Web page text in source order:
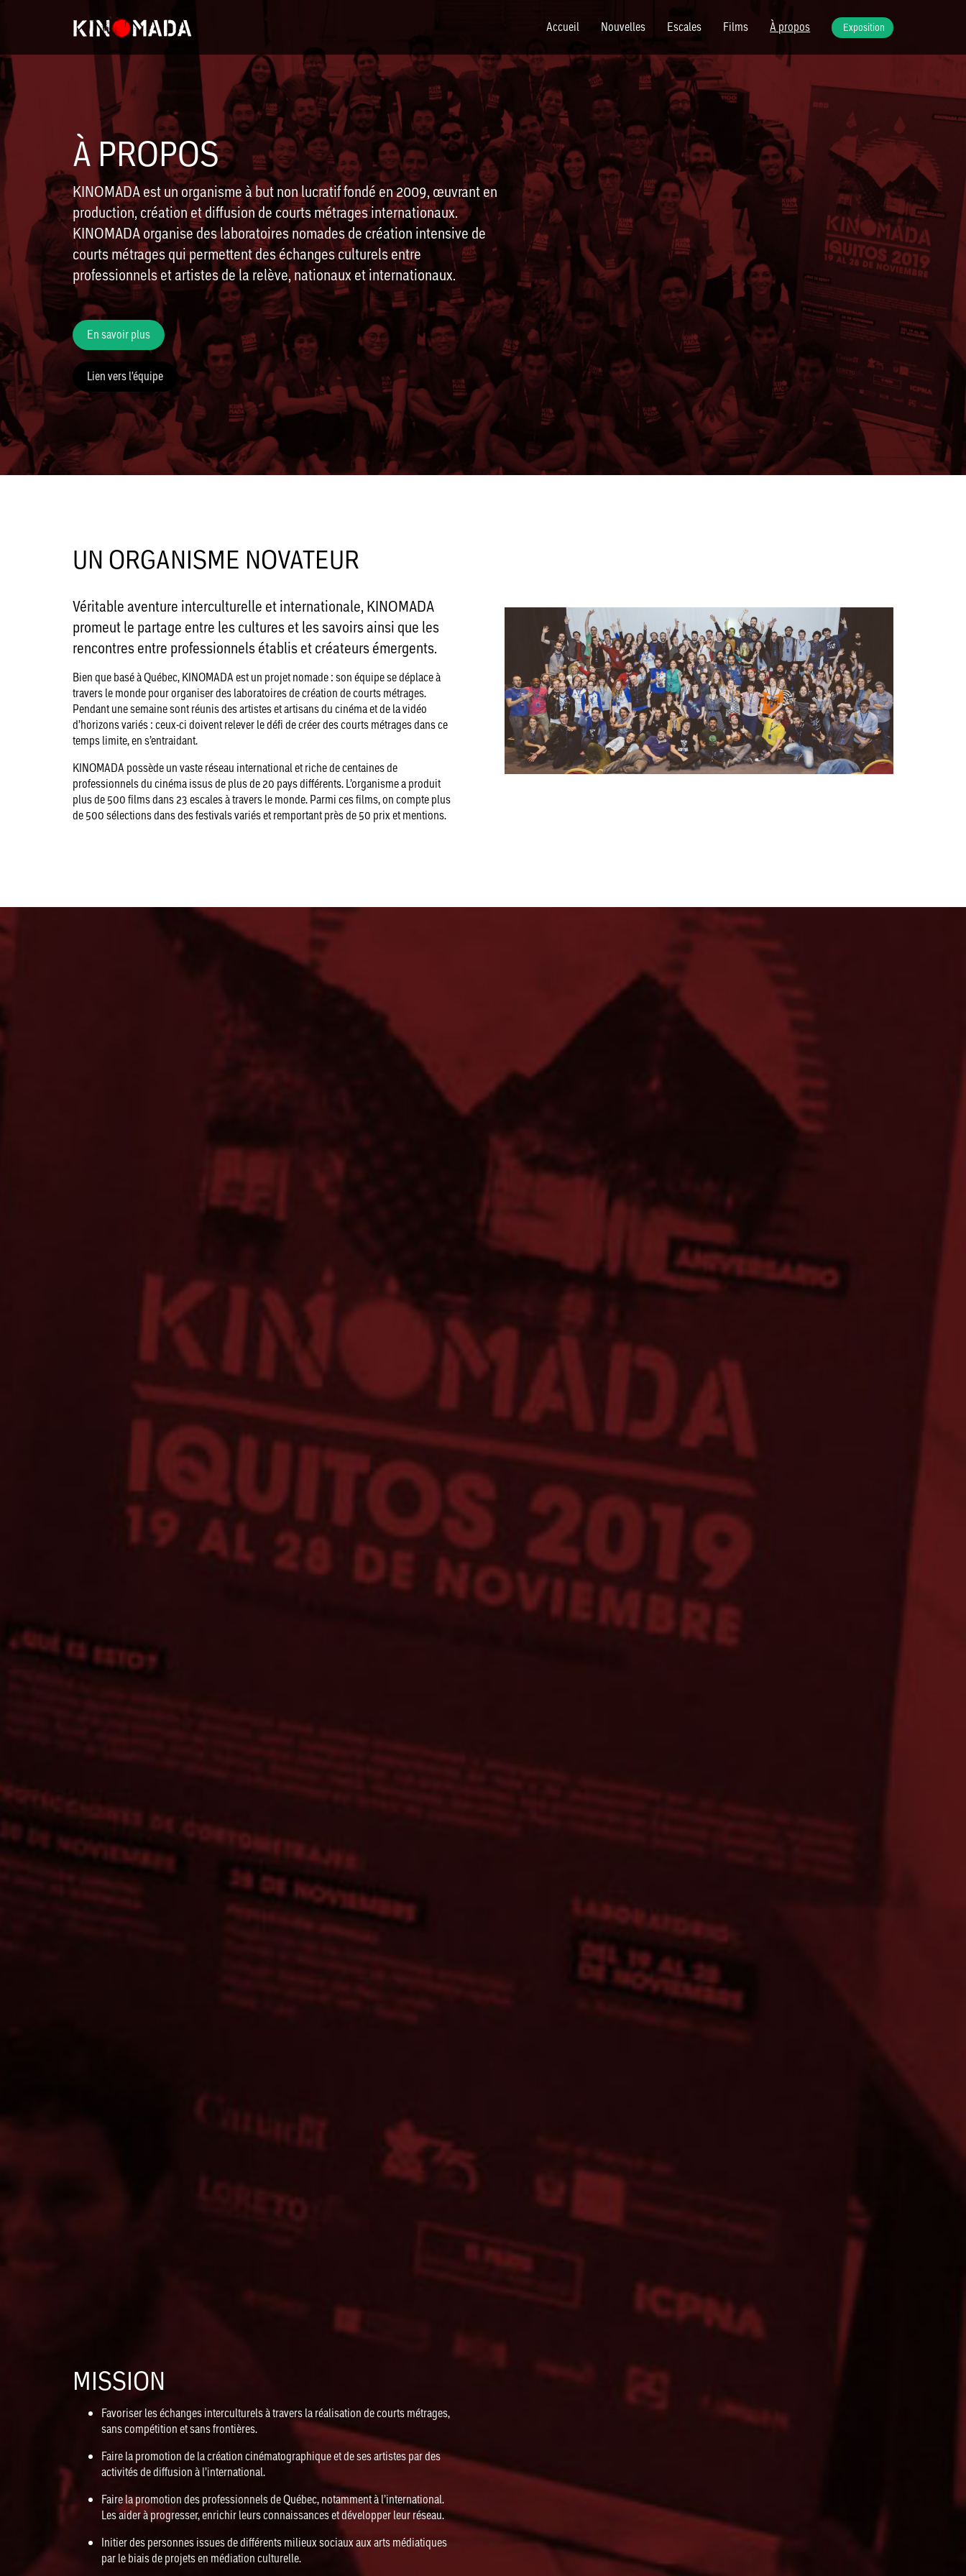
Accueil Nouvelles Escales Films À propos Exposition
À PROPOS
KINOMADA est un organisme à but non lucratif fondé en 2009, œuvrant en
production, création et diffusion de courts métrages internationaux.
KINOMADA organise des laboratoires nomades de création intensive de
courts métrages qui permettent des échanges culturels entre
professionnels et artistes de la relève, nationaux et internationaux.
En savoir plus
Lien vers l'équipe
UN ORGANISME NOVATEUR
Véritable aventure interculturelle et internationale, KINOMADA
promeut le partage entre les cultures et les savoirs ainsi que les
rencontres entre professionnels établis et créateurs émergents.
Bien que basé à Québec, KINOMADA est un projet nomade : son équipe se déplace à
travers le monde pour organiser des laboratoires de création de courts métrages.
Pendant une semaine sont réunis des artistes et artisans du cinéma et de la vidéo
d’horizons variés : ceux-ci doivent relever le défi de créer des courts métrages dans ce
temps limite, en s’entraidant.
KINOMADA possède un vaste réseau international et riche de centaines de
professionnels du cinéma issus de plus de 20 pays différents. L’organisme a produit
plus de 500 films dans 23 escales à travers le monde. Parmi ces films, on compte plus
de 500 sélections dans des festivals variés et remportant près de 50 prix et mentions.
MISSION
Favoriser les échanges interculturels à travers la réalisation de courts métrages,
sans compétition et sans frontières.
Faire la promotion de la création cinématographique et de ses artistes par des
activités de diffusion à l’international.
Faire la promotion des professionnels de Québec, notamment à l’international.
Les aider à progresser, enrichir leurs connaissances et développer leur réseau.
Initier des personnes issues de différents milieux sociaux aux arts médiatiques
par le biais de projets en médiation culturelle.